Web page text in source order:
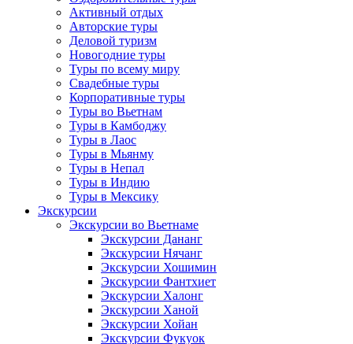
Активный отдых
Авторские туры
Деловой туризм
Новогодние туры
Туры по всему миру
Свадебные туры
Корпоративные туры
Туры во Вьетнам
Туры в Камбоджу
Туры в Лаос
Туры в Мьянму
Туры в Непал
Туры в Индию
Туры в Мексику
Экскурсии
Экскурсии во Вьетнаме
Экскурсии Дананг
Экскурсии Нячанг
Экскурсии Хошимин
Экскурсии Фантхиет
Экскурсии Халонг
Экскурсии Ханой
Экскурсии Хойан
Экскурсии Фукуок